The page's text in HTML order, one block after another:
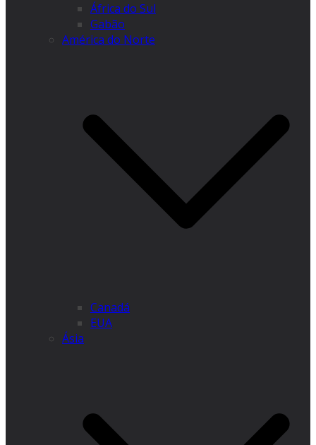
África do Sul
Gabão
América do Norte
Canadá
EUA
Ásia